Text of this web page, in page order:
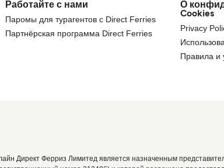
Работайте с нами
Паромы для турагентов с Direct Ferries
Партнёрская программа Direct Ferries
О
Cookies
Privacy
Правила и
Директ Ферриз Лимитед является назначенным